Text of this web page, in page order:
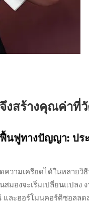
งสร้างคุณค่าที่
ฟื้นฟูทางปัญญา: ป
ความเครียดได้ในหลาย
มองจะเริ่มเปลี่ยนแปลง
ละฮอร์โมนคอร์ติซอลลด